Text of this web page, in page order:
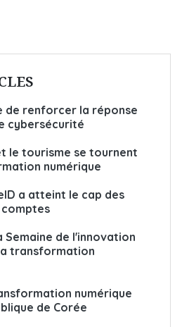
de renforcer la réponse
cybersécurité
le tourisme se tournent
numérique
a atteint le cap des
comptes
Semaine de l'innovation
transformation
numérique
de Corée